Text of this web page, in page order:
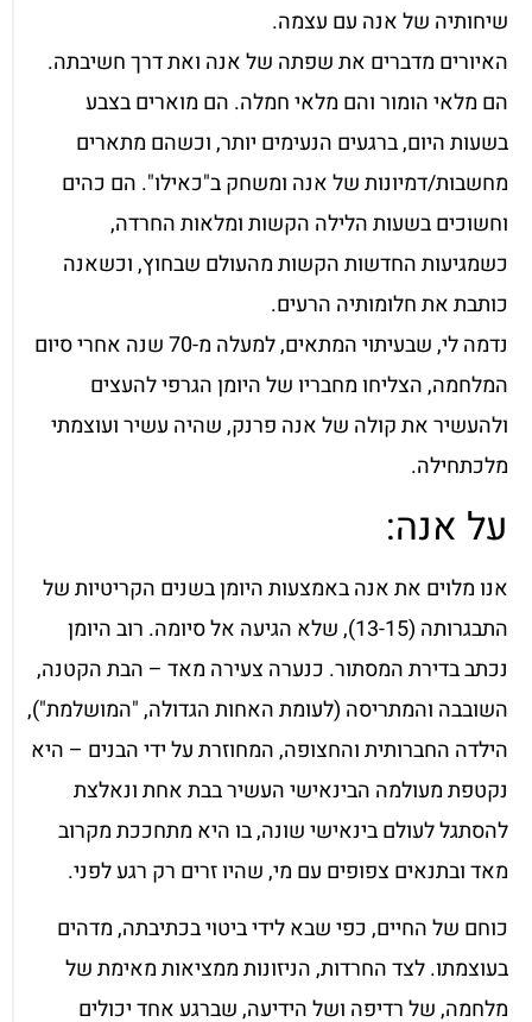
שיחותיה של אנה עם עצמה.
האיורים מדברים את שפתה של אנה ואת דרך חשיבתה.
הם מלאי הומור והם מלאי חמלה. הם מוארים בצבע
בשעות היום, ברגעים הנעימים יותר, וכשהם מתארים
מחשבות/דמיונות של אנה ומשחק ב"כאילו". הם כהים
וחשוכים בשעות הלילה הקשות ומלאות החרדה,
כשמגיעות החדשות הקשות מהעולם שבחוץ, וכשאנה
כותבת את חלומותיה הרעים.
נדמה לי, שבעיתוי המתאים, למעלה מ-70 שנה אחרי סיום
המלחמה, הצליחו מחבריו של היומן הגרפי להעצים
ולהעשיר את קולה של אנה פרנק, שהיה עשיר ועוצמתי
מלכתחילה.
על אנה:
אנו מלוים את אנה באמצעות היומן בשנים הקריטיות של
התבגרותה (13-15), שלא הגיעה אל סיומה. רוב היומן
נכתב בדירת המסתור. כנערה צעירה מאד – הבת הקטנה,
השובבה והמתריסה (לעומת האחות הגדולה, "המושלמת"),
הילדה החברותית והחצופה, המחוזרת על ידי הבנים – היא
נקטפת מעולמה הבינאישי העשיר בבת אחת ונאלצת
להסתגל לעולם בינאישי שונה, בו היא מתחככת מקרוב
מאד ובתנאים צפופים עם מי, שהיו זרים רק רגע לפני.
כוחם של החיים, כפי שבא לידי ביטוי בכתיבתה, מדהים
בעוצמתו. לצד החרדות, הניזונות ממציאות מאימת של
מלחמה, של רדיפה ושל הידיעה, שברגע אחד יכולים